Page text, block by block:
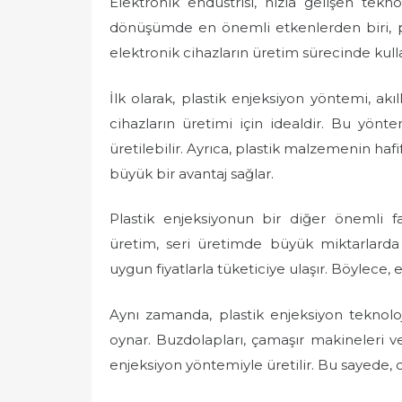
dönüşümde en önemli etkenlerden biri,
elektronik cihazların üretim sürecinde
İlk olarak, plastik enjeksiyon yöntemi,
cihazların üretimi için idealdir. Bu
üretilebilir. Ayrıca, plastik malzemenin
büyük bir avantaj sağlar.
Plastik enjeksiyonun bir diğer önemli
üretim, seri üretimde büyük miktarlarda
uygun fiyatlarla tüketiciye ulaşır.
Aynı zamanda, plastik enjeksiyon
oynar. Buzdolapları, çamaşır
enjeksiyon yöntemiyle üretilir. Bu sayede,